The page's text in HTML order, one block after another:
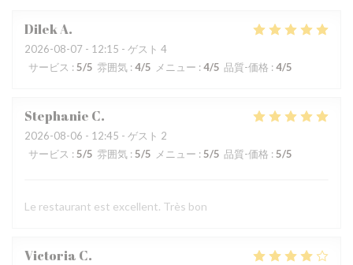
DilekA
2026-08-07 - 12:15 - ゲスト 4
サービス : 5/5 雰囲気 : 4/5 メニュー : 4/5 品質-価格 : 4/5
Stephanie C
2026-08-06 - 12:45 - ゲスト 2
サービス : 5/5 雰囲気 : 5/5 メニュー : 5/5 品質-価格 : 5/5
Le restaurant est excellent. Très bon
Victoria C